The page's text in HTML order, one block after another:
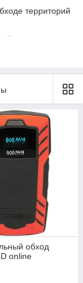
территорий
обход
online